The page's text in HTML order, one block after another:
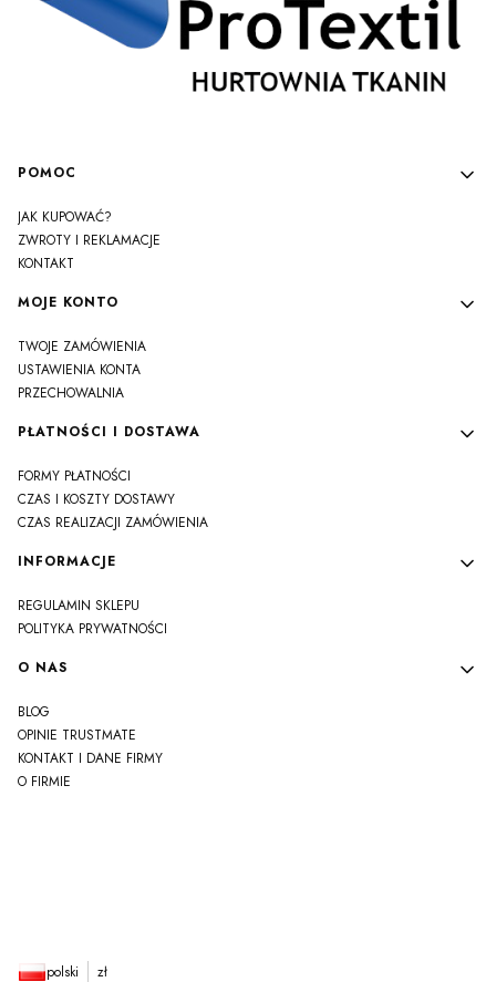
Linki w stopce
POMOC
JAK KUPOWAĆ?
ZWROTY I REKLAMACJE
KONTAKT
MOJE KONTO
TWOJE ZAMÓWIENIA
USTAWIENIA KONTA
PRZECHOWALNIA
PŁATNOŚCI I DOSTAWA
FORMY PŁATNOŚCI
CZAS I KOSZTY DOSTAWY
CZAS REALIZACJI ZAMÓWIENIA
INFORMACJE
REGULAMIN SKLEPU
POLITYKA PRYWATNOŚCI
O NAS
BLOG
OPINIE TRUSTMATE
KONTAKT I DANE FIRMY
O FIRMIE
polski zł